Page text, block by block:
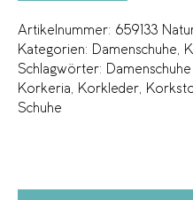
Artikelnummer: 659133
Kategorien:
Damenschuhe
Schlagwörter:
Korkeria
Korkleder
Schuhe